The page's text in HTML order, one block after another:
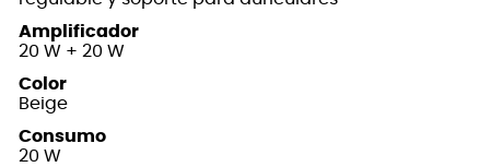
Amplificador
20 W + 20 W
Color
Beige
Consumo
20 W